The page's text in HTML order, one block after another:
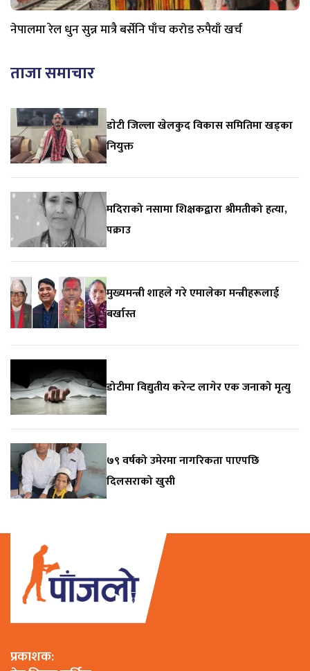
नेपालमा रेल धुन सुन्न मात्रै बर्सेनि पाँच करोड रुपैयाँ खर्च
ताजा समाचार
डाेटी जिल्ला खेलकुद विकास समितिमा खड्का
नियुक्त
मदिराको नसामा शिक्षकद्वारा श्रीमतीको हत्या,
पक्राउ
मुख्यमन्त्री शाहले गरे एमालेका मन्त्रीहरूलाई
बर्खास्त
डोटीमा विद्युतीय करेन्ट लागेर एक जनाको मृत्यु
७९ वर्षको उमेरमा नागरिकता पाएपछि
दिलसराको खुसी
प्रकाशक: